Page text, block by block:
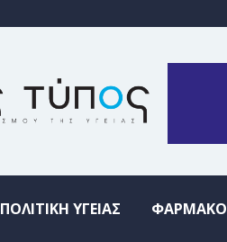
ΠΟΛΙΤΙΚΗ ΥΓΕΙΑΣ ΦΑΡΜΑΚΟ